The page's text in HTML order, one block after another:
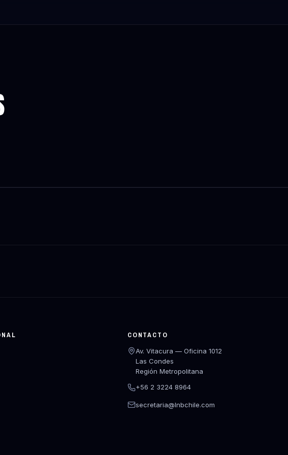
CONTACTO
Av. Vitacura — Oficina 1012
Las Condes
Región Metropolitana
+56 2 3224 8964
secretaria@lnbchile.com